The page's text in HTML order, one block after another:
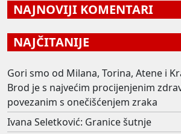
NAJNOVIJI KOMENTARI
NAJČITANIJE
Gori smo od Milana, Torina, Atene i
Brod je s najvećim procijenjenim
povezanim s onečišćenjem zraka
Ivana Seletković: Granice šutnje